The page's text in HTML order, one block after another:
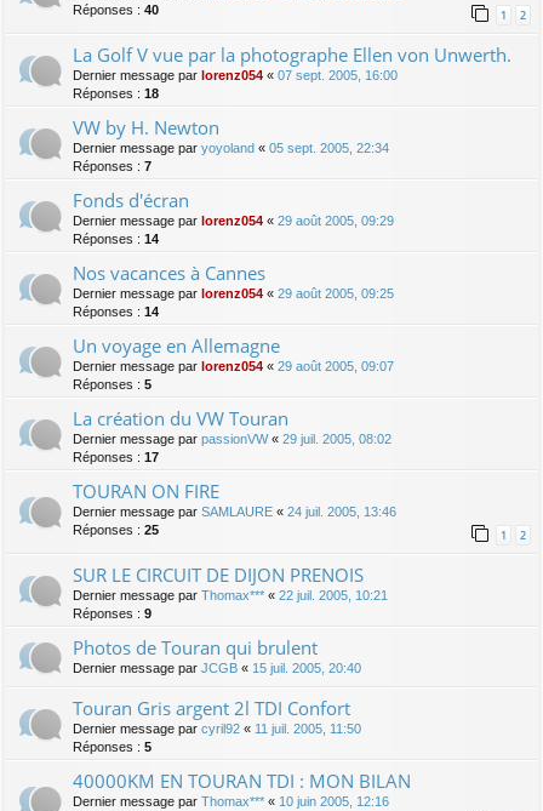
Réponses : 40 1 2
La Golf V vue par la photographe Ellen von Unwerth.
Dernier message par lorenz054 « 07 sept. 2005, 16:00
Réponses : 18
VW by H. Newton
Dernier message par yoyoland « 05 sept. 2005, 22:34
Réponses : 7
Fonds d'écran
Dernier message par lorenz054 « 29 août 2005, 09:29
Réponses : 14
Nos vacances à Cannes
Dernier message par lorenz054 « 29 août 2005, 09:25
Réponses : 14
Un voyage en Allemagne
Dernier message par lorenz054 « 29 août 2005, 09:07
Réponses : 5
La création du VW Touran
Dernier message par passionVW« 29 juil. 2005, 08:02
Réponses : 17
TOURAN ON FIRE
Dernier message par SAMLAURE « 24 juil. 2005, 13:46
Réponses : 25 1 2
SUR LE CIRCUIT DE DIJON PRENOIS
Dernier message par Thomax*** « 22 juil. 2005, 10:21
Réponses : 9
Photos de Touran qui brulent
Dernier message par JCGB « 15 juil. 2005, 20:40
Touran Gris argent 2l TDI Confort
Dernier message par cyril92 « 11 juil. 2005, 11:50
Réponses : 5
40000KM EN TOURAN TDI : MON BILAN
Dernier message par Thomax*** « 10 juin 2005, 12:16